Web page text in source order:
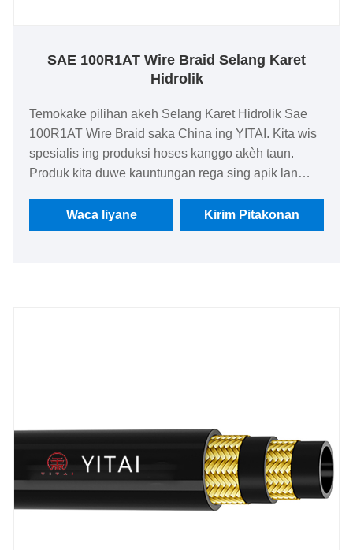
SAE 100R1AT Wire Braid Selang Karet
Hidrolik
Temokake pilihan akeh Selang Karet Hidrolik Sae
100R1AT Wire Braid saka China ing YITAI. Kita wis
spesialis ing produksi hoses kanggo akèh taun.
Produk kita duwe kauntungan rega sing apik lan
look nerusake kanggo dadi partner long-term ing
China.
Waca liyane Kirim Pitakonan